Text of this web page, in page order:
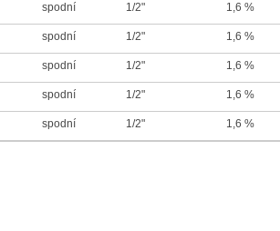
spodní 1/2" 1,6 %
spodní 1/2" 1,6 %
spodní 1/2" 1,6 %
spodní 1/2" 1,6 %
spodní 1/2" 1,6 %